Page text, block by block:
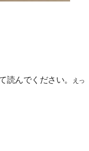
んでください。 えっ